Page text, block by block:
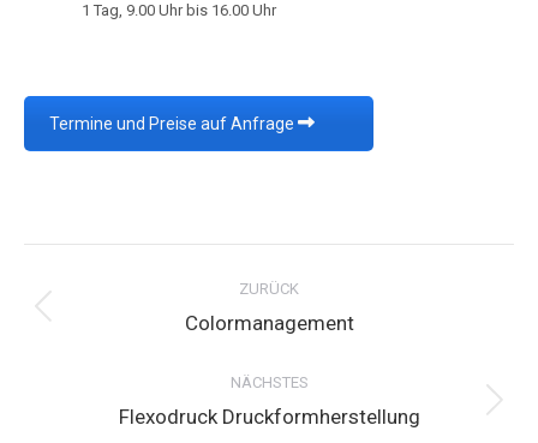
1 Tag, 9.00 Uhr bis 16.00 Uhr
Termine und Preise auf Anfrage
navigation
ZURÜCK
Previous
Colormanagement
NÄCHSTES
Next
Flexodruck Druckformherstellung